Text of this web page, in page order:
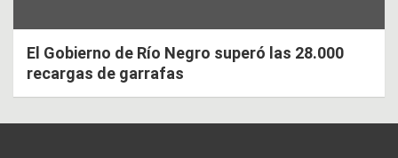
El Gobierno de Río Negro superó las 28.000
recargas de garrafas